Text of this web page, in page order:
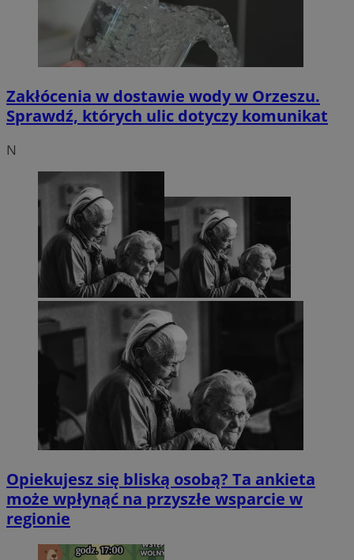
Zakłócenia w dostawie wody w Orzeszu.
Sprawdź, których ulic dotyczy komunikat
N
Opiekujesz się bliską osobą? Ta ankieta
może wpłynąć na przyszłe wsparcie w
regionie